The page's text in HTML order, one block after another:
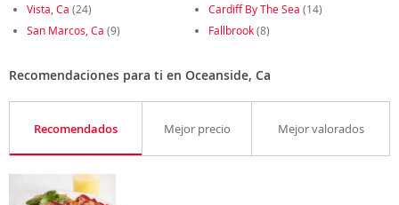
Vista, Ca (24) Cardiff By The Sea (14)
San Marcos, Ca (9) Fallbrook(8)
Recomendaciones para ti en Oceanside, Ca
Recomendados Mejor precio Mejor valorados